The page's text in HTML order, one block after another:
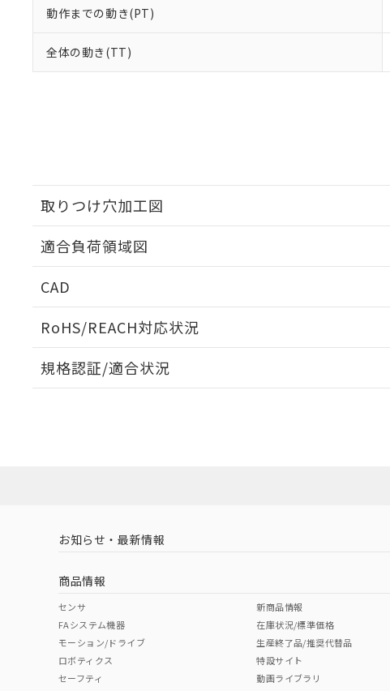
動作までの動き(PT)
全体の動き(TT)
取りつけ穴加工図
適合負荷領域図
CAD
RoHS/REACH対応状況
EU RoHS 注意事項・凡例
中国 RoHS 注意事項・凡例
中国 RoHS表
Pb Hg Cr(VI)
規格認証/適合状況
（イギリス
（ノルウェー
お知らせ・最新情報
商品情報
センサ
FAシステム機器
モーション/ドライブ
ロボティクス
セーフティ
新商品情報
在庫状況/標準価格
生産終了品/推奨代替品
特設サイト
動画ライブラリ